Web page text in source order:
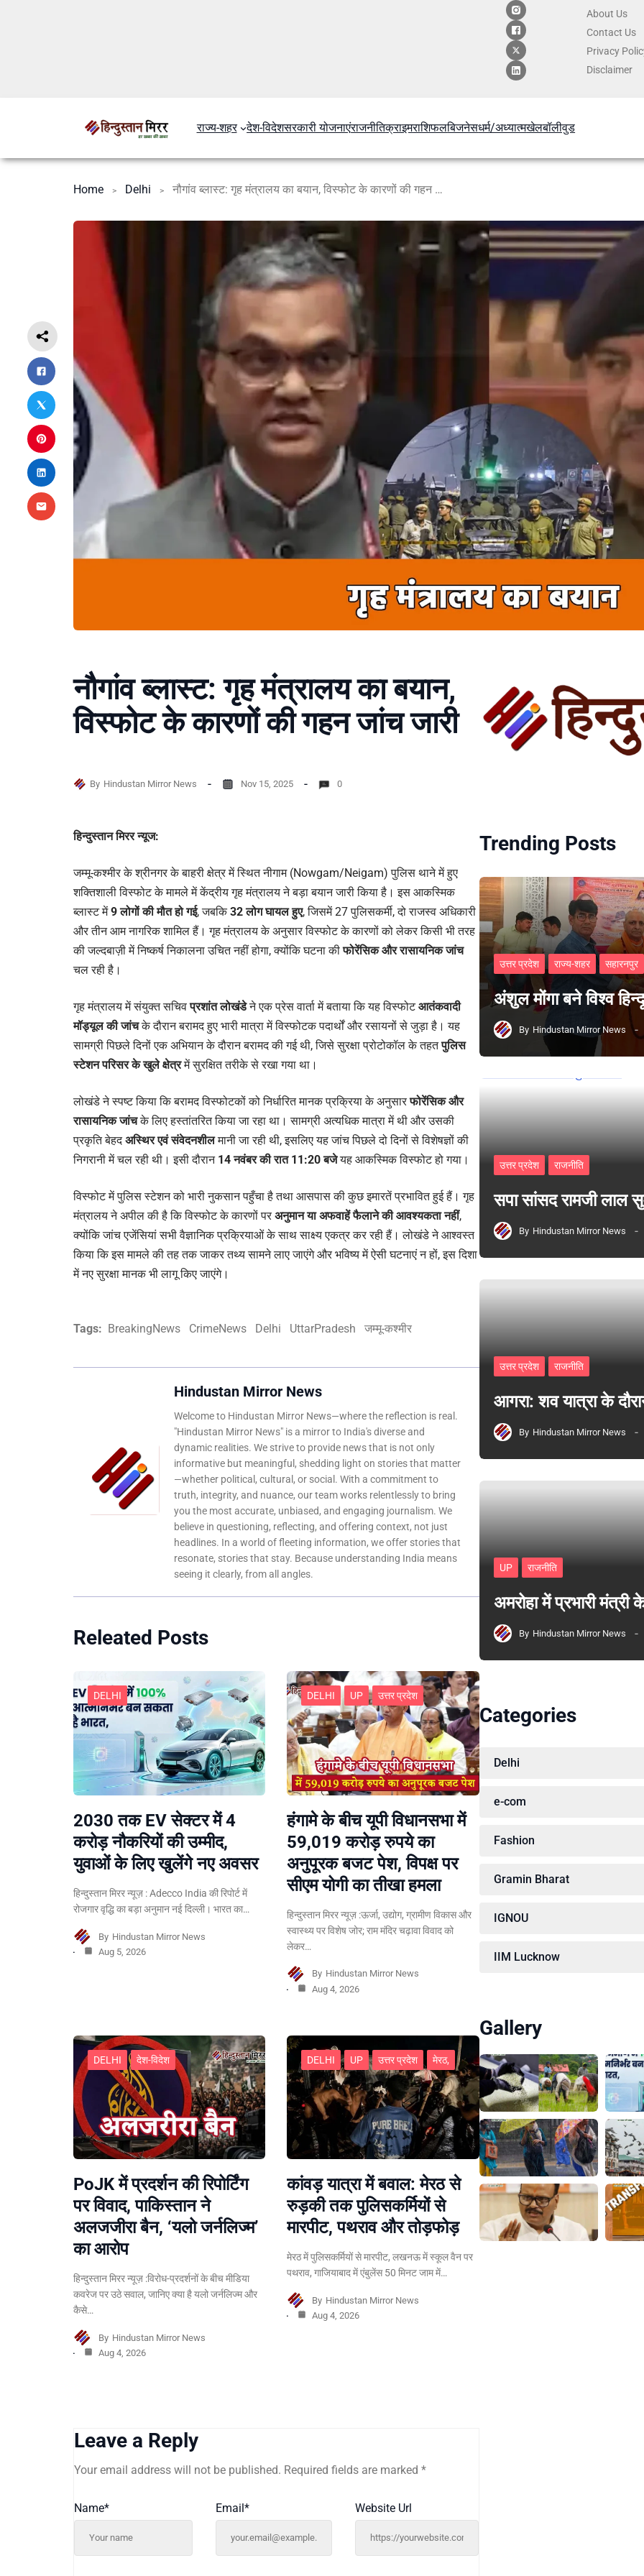
About Us
Contact Us
Privacy
Disclaimer
राज्य-शहर देश-विदेशसरकारी योजनाएंराजनीतिक्राइमराशिफलबिजनेसधर्म/अध्यात्मखेलबॉलीवुड
Home Delhi नौगांव ब्लास्ट: गृह मंत्रालय का बयान, विस्फोट के कारणों की गहन जांच जारी
नौगांव ब्लास्ट: गृह मंत्रालय का बयान,
विस्फोट के कारणों की गहन जांच जारी
By Hindustan Mirror News Nov 15, 2025 0
हिन्दुस्तान मिरर न्यूज:
जम्मू-कश्मीर के श्रीनगर के बाहरी क्षेत्र में स्थित नीगाम (Nowgam/Neigam) पुलिस थाने में हुए
शक्तिशाली विस्फोट के मामले में केंद्रीय गृह मंत्रालय ने बड़ा बयान जारी किया है। इस आकस्मिक
ब्लास्ट में9 लोगों की मौत हो गई, जबकि32 लोग घायल हुए, जिसमें 27 पुलिसकर्मी, दो राजस्व अधिकारी
और तीन आम नागरिक शामिल हैं। गृह मंत्रालय के अनुसार विस्फोट के कारणों को लेकर किसी भी तरह
की जल्दबाज़ी में निष्कर्ष निकालना उचित नहीं होगा, क्योंकि घटना कीफोरेंसिक और रासायनिक जांच
चल रही है।
गृह मंत्रालय में संयुक्त सचिवप्रशांत लोखंडेने एक प्रेस वार्ता में बताया कि यह विस्फोटआतंकवादी
मॉड्यूल की जांचके दौरान बरामद हुए भारी मात्रा में विस्फोटक पदार्थों और रसायनों से जुड़ा है। यह
सामग्री पिछले दिनों एक अभियान के दौरान बरामद की गई थी, जिसे सुरक्षा प्रोटोकॉल के तहतपुलिस
स्टेशन परिसर के खुले क्षेत्रमें सुरक्षित तरीके से रखा गया था।
लोखंडे ने स्पष्ट किया कि बरामद विस्फोटकों को निर्धारित मानक प्रक्रिया के अनुसारफोरेंसिक और
रासायनिक जांचके लिए हस्तांतरित किया जा रहा था। सामग्री अत्यधिक मात्रा में थी और उसकी
प्रकृति बेहदअस्थिर एवं संवेदनशीलमानी जा रही थी, इसलिए यह जांच पिछले दो दिनों से विशेषज्ञों की
निगरानी में चल रही थी। इसी दौरान 14 नवंबर की रात 11:20 बजेयह आकस्मिक विस्फोट हो गया।
विस्फोट में पुलिस स्टेशन को भारी नुकसान पहुँचा है तथा आसपास की कुछ इमारतें प्रभावित हुई हैं। गृह
मंत्रालय ने अपील की है कि विस्फोट के कारणों पर अनुमान या अफवाहें फैलाने की आवश्यकता नहीं,
क्योंकि जांच एजेंसियां सभी वैज्ञानिक प्रक्रियाओं के साथ साक्ष्य एकत्र कर रही हैं। लोखंडे ने आश्वस्त
किया कि इस मामले की तह तक जाकर तथ्य सामने लाए जाएंगे और भविष्य में ऐसी घटनाएं न हों, इस दिशा
में नए सुरक्षा मानक भी लागू किए जाएंगे।
Tags: BreakingNews CrimeNews Delhi UttarPradesh जम्मू-कश्मीर
Hindustan Mirror News
Welcome to Hindustan Mirror News—where the reflection is real.
"Hindustan Mirror News" is a mirror to India's diverse and
dynamic realities. We strive to provide news that is not only
informative but meaningful, shedding light on stories that matter
—whether political, cultural, or social. With a commitment to
truth, integrity, and nuance, our team works relentlessly to bring
you the most accurate, unbiased, and engaging journalism. We
believe in questioning, reflecting, and offering context, not just
headlines. In a world of fleeting information, we offer stories that
resonate, stories that stay. Because understanding India means
seeing it clearly, from all angles.
Releated Posts
DELHI
2030 तक EV सेक्टर में 4
करोड़ नौकरियों की उम्मीद,
युवाओं के लिए खुलेंगे नए अवसर
हिन्दुस्तान मिरर न्यूज़ : Adecco India की रिपोर्ट में
रोजगार वृद्धि का बड़ा अनुमान नई दिल्ली। भारत का…
By Hindustan Mirror News
Aug 5, 2026
DELHI UP उत्तर प्रदेश
हंगामे के बीच यूपी विधानसभा में
59,019 करोड़ रुपये का
अनुपूरक बजट पेश, विपक्ष पर
सीएम योगी का तीखा हमला
हिन्दुस्तान मिरर न्यूज़ :ऊर्जा, उद्योग, ग्रामीण विकास और
स्वास्थ्य पर विशेष जोर; राम मंदिर चढ़ावा विवाद को
लेकर…
By Hindustan Mirror News
Aug 4, 2026
DELHI देश-विदेश
PoJK में प्रदर्शन की रिपोर्टिंग
पर विवाद, पाकिस्तान ने
अलजजीरा बैन, ‘यलो जर्नलिज्म’
का आरोप
हिन्दुस्तान मिरर न्यूज़ :विरोध-प्रदर्शनों के बीच मीडिया
कवरेज पर उठे सवाल, जानिए क्या है यलो जर्नलिज्म और
कैसे…
By Hindustan Mirror News
Aug 4, 2026
DELHI UP उत्तर प्रदेश मेरठ,
कांवड़ यात्रा में बवाल: मेरठ से
रुड़की तक पुलिसकर्मियों से
मारपीट, पथराव और तोड़फोड़
मेरठ में पुलिसकर्मियों से मारपीट, लखनऊ में स्कूल वैन पर
पथराव, गाजियाबाद में एंबुलेंस 50 मिनट जाम में…
By Hindustan Mirror News
Aug 4, 2026
Leave a Reply
Your email address will not be published. Required fields are marked *
Name* Email * Website Url
Trending Posts
उत्तर प्रदेश राज्य-शहर सहारनपुर
अंशुल मोंगा बने विश्व
By Hindustan Mirror News
उत्तर प्रदेश राजनीति
सपा सांसद रामजी लाल
By Hindustan Mirror News
उत्तर प्रदेश राजनीति
आगरा: शव यात्रा के
By Hindustan Mirror News
UP राजनीति
अमरोहा में प्रभारी
By Hindustan Mirror News
Categories
Delhi
e-com
Fashion
Gramin Bharat
IGNOU
IIM Lucknow
Gallery